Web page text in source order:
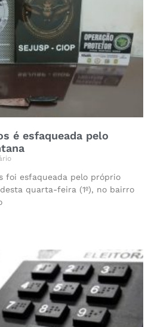
é esfaqueada pelo
foi esfaqueada pelo próprio
quarta-feira (1º), no bairro